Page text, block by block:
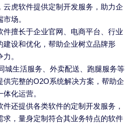
云虎软件提供定制开发服务，助力企
场。
件擅长于企业官网、电商平台、行业
建设和优化，帮助企业树立品牌形
。
城生活服务、外卖配送、跑腿服务等
供完整的O2O系统解决方案，帮助企
化运营。
件还提供各类软件的定制开发服务，
求，量身定制符合其业务特点的软件